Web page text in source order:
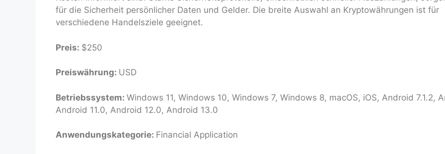
für die Sicherheit persönlicher Daten und Gelder. Die breite Auswahl an Kryptowährungen ist für
verschiedene Handelsziele geeignet.
Preis: $250
Preiswährung: USD
Betriebssystem: Windows 11, Windows 10, Windows 7, Windows 8, macOS, iOS, Android 7.1.2,
Android 11.0, Android 12.0, Android 13.0
Anwendungskategorie: Financial Application